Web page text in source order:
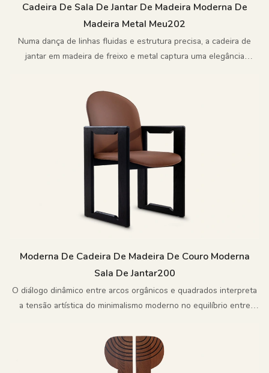
Cadeira De Sala De Jantar De Madeira Moderna De
Madeira Metal Meu202
Numa dança de linhas fluidas e estrutura precisa, a cadeira de
jantar em madeira de freixo e metal captura uma elegância
Moderna De Cadeira De Madeira De Couro Moderna
Sala De Jantar200
O diálogo dinâmico entre arcos orgânicos e quadrados interpreta
a tensão artística do minimalismo moderno no equilíbrio entre